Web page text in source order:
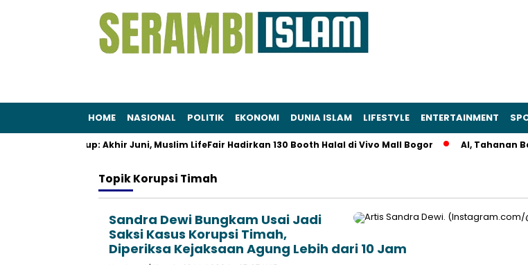
HOME NASIONAL POLITIK EKONOMI DUNIA ISLAM LIFESTYLE ENTERTAINMENT
dan Gaya Hidup: Akhir Juni, Muslim LifeFair Hadirkan 130 Booth Halal di Vivo Mall Bogor AI, Tahanan
TopikKorupsi Timah
Sandra Dewi Bungkam Usai Jadi
Saksi Kasus Korupsi Timah,
Diperiksa Kejaksaan Agung Lebih dari 10 Jam